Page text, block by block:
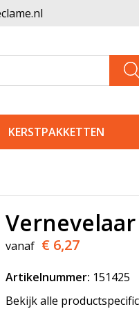
KERSTPAKKETTEN
vanaf € 6,27
Artikelnummer: 151425
Bekijk alle